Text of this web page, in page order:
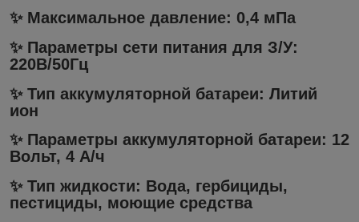
✨ Максимальное давление: 0,4 мПа
✨ Параметры сети питания для З/У:
220В/50Гц
✨ Тип аккумуляторной батареи: Литий
ион
✨ Параметры аккумуляторной батареи: 12
Вольт, 4 А/ч
✨ Тип жидкости: Вода, гербициды,
пестициды, моющие средства